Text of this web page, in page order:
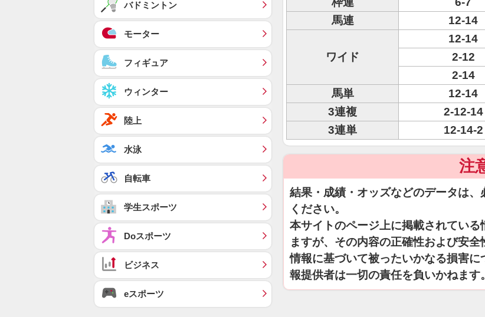
馬連
12-14
ワイド
12-14
2-12
2-14
馬単
12-14
3連複
2-12-14
3連単
12-14-2
注
結果・成績・オッズなどのデータは
ください。
本サイトのページ上に掲載されてい
ますが、その内容の正確性および安
情報に基づいて被ったいかなる損害
報提供者は一切の責任を負いかねます。
バドミントン
モーター
フィギュア
ウィンター
陸上
水泳
自転車
学生スポーツ
Doスポーツ
ビジネス
eスポーツ